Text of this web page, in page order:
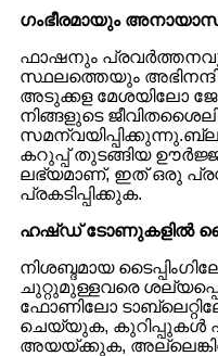
ഗംഭീരമായും
ഫാഷനും
സ്ഥലത്തെയും
അടുക്കള മേശയിലോ
നിങ്ങളുടെ
കറുപ്പ് തുടങ്ങിയ
ലഭ്യമാണ്, ഇത് ഒരു
പ്രകടിപ്പിക്കുക.
ഹഷ്ഡ് ടോണുകളിൽ
നിശബ്ദമായ
ചുറ്റുമുള്ളവരെ
ഫോണിലോ
ചെയ്യുക, കുറിപ്പുകൾ
അയയ്ക്കുക,